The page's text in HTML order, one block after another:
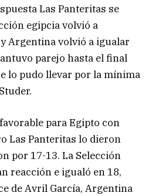
Las Panteritas se
egipcia volvió a
Argentina volvió a igualar
parejo hasta el final
lo pudo llevar por la mínima
para Egipto con
Las Panteritas lo dieron
por 17-13. La Selección
reacción e igualó en 18,
de Avril García, Argentina